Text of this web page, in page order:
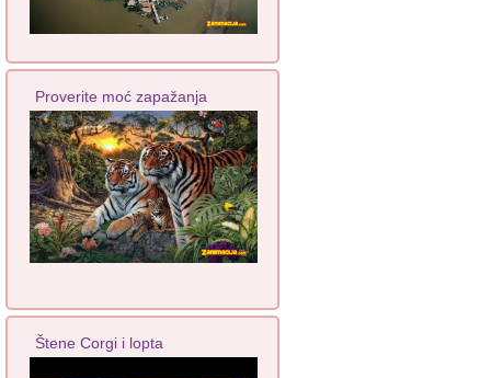
Proverite moć zapažanja
Štene Corgi i lopta